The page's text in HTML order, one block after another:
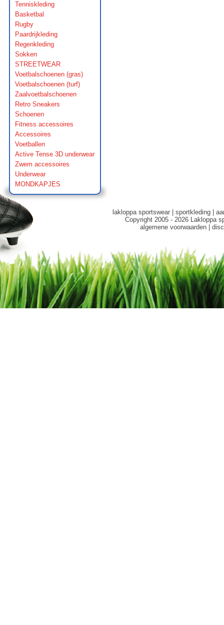
Tenniskleding
Basketbal
Rugby
Paardrijkleding
Regenkleding
Sokken
STREETWEAR
Voetbalschoenen (gras)
Voetbalschoenen (turf)
Zaalvoetbalschoenen
Retro Sneakers
Schoenen
Fitness accessoires
Accessoires
Voetballen
Active Tense 3D underwear
Zwem accessoires
Underwear
MONDKAPJES
lakloppa sportswear| sportkleding|
Copyright 2005 - 2026 Lakloppa
algemene voorwaarden